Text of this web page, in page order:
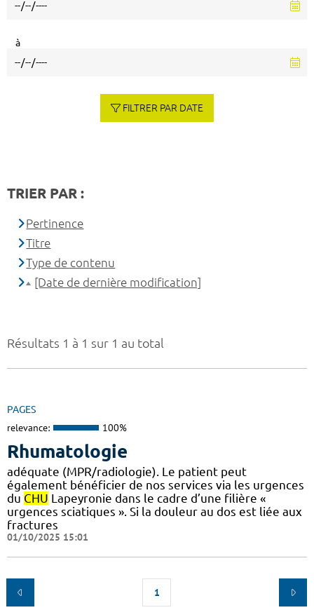
Résultats 1 à 1 sur 1 au total
PAGES
relevance: 100%
Rhumatologie
adéquate (MPR/radiologie). Le patient peut
également bénéficier de nos services via les urgences
du CHU Lapeyronie dans le cadre d’une filière «
urgences sciatiques ». Si la douleur au dos est liée aux
fractures
01/10/2025 15:01
1
à
FILTRER PAR DATE
TRIER PAR :
Pertinence
Titre
Type de contenu
[Date de dernière modification]